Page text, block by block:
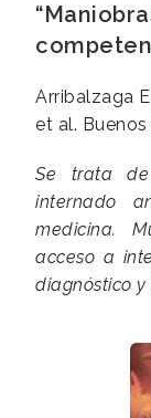
Arribalzaga
et al. Buenos
Se trata
internado
medicina.
acceso a
diagnóstico